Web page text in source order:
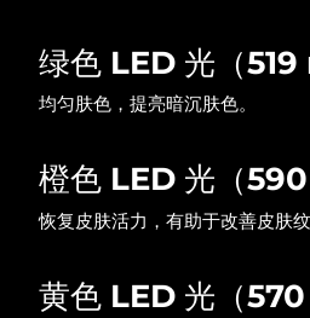
绿色 LED 光（519
均匀肤色，提亮暗沉肤色。
橙色 LED 光（590
恢复皮肤活力，有助于改善皮肤纹
黄色 LED 光（570
新西兰
阿曼
波兰